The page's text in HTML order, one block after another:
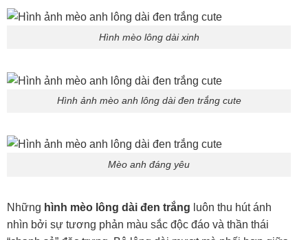
Hình mèo lông dài xinh
Hình ảnh mèo anh lông dài đen trắng cute
Mèo anh đáng yêu
Những hình mèo lông dài đen trắng luôn thu hút ánh
nhìn bởi sự tương phản màu sắc độc đáo và thần thái